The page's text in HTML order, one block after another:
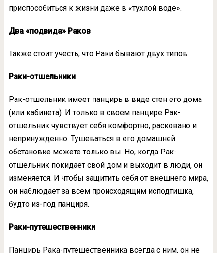
приспособиться к жизни даже в «тухлой воде».
Два «подвида» Раков
Также стоит учесть, что Раки бывают двух типов:
Раки-отшельники
Рак-отшельник имеет панцирь в виде стен его дома
(или кабинета). И только в своем панцире Рак-
отшельник чувствует себя комфортно, расковано и
непринужденно. Тушеваться в его домашней
обстановке можете только вы. Но, когда Рак-
отшельник покидает свой дом и выходит в люди, он
изменяется. И чтобы защитить себя от внешнего мира,
он наблюдает за всем происходящим исподтишка,
будто из-под панциря.
Раки-путешественники
Панцирь Рака-путешественника всегда с ним, он не